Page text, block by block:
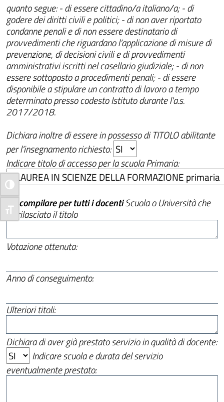
Attiva/disattiva alto contrasto
Attiva/disattiva dimensione testo
quanto segue:- di essere cittadino/a italiano/a; - di
godere dei diritti civili e politici; - di non aver riportato
condanne penali e di non essere destinatario di
provvedimenti che riguardano l’applicazione di misure di
prevenzione, di decisioni civili e di provvedimenti
amministrativi iscritti nel casellario giudiziale; - di non
essere sottoposto a procedimenti penali; - di essere
disponibile a stipulare un contratto di lavoro a tempo
determinato presso codesto Istituto durante l'a.s.
2017/2018.
Dichiara inoltre di essere in possesso di TITOLO abilitante
per l'insegnamento richiesto:
Indicare titolo di accesso per la scuola Primaria:
Da compilare per tutti i docentiScuola o Università che
ha rilasciato il titolo
Votazione ottenuta:
Anno di conseguimento:
Ulteriori titoli:
Dichiara di aver già prestato servizio in qualità di docente:
Indicare scuola e durata del servizio
eventualmente prestato: